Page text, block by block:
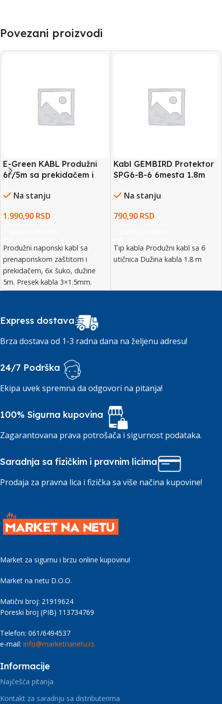
Povezani proizvodi
E-Green KABL Produžni
6r/5m sa prekidačem i
Na stanju
1.990,90 RSD
Produžni naponski kabl sa
prenaponskom zaštitom i
prekidačem, 6x šuko, dužine
5m. Presek kabla 3×1.5mm.
Max 230V /
Kabl GEMBIRD Protektor
SPG6-B-6 6mesta 1.8m
Na stanju
790,90 RSD
Tip kabla Produžni kabl sa 6
utičnica Dužina kabla 1.8 m
Express dostava
Brza dostava od 1-3 radna dana na željenu adresu!
24/7 Podrška
Ekipa uvek spremna da odgovori na pitanja!
100% Sigurna kupovina
Zagarantovana prava potrošača i sigurnost podataka.
Saradnja sa fizičkim i pravnim licima
Prodaja za pravna lica i fizička sa više načina kupovine!
Market za sigurnu i brzu online kupovinu!
Market na netu D.O.O.
Matični broj: 21919624
Poreski broj (PIB) 113734769
Telefon: 061/6494537
e-mail: info@marketnanetu.rs
Informacije
Najčešća pitanja
Kontakt za saradnju sa distributerima